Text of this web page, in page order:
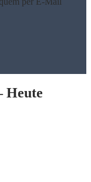
Heute